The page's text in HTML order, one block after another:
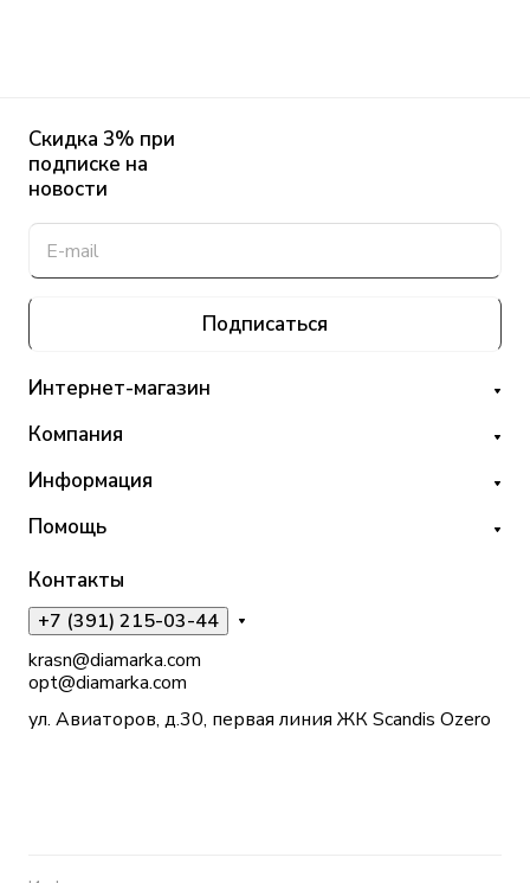
Скидка 3% при
подписке на
новости
Подписаться
Интернет-магазин
Компания
Информация
Помощь
Контакты
+7 (391) 215-03-44
krasn@diamarka.com
opt@diamarka.com
ул. Авиаторов, д.30, первая линия ЖК Scandis Ozero